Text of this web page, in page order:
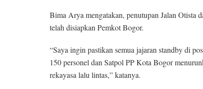
Bima Arya mengatakan, penutupan Jalan Otista
telah disiapkan Pemkot Bogor.
“Saya ingin pastikan semua jajaran standby di
150 personel dan Satpol PP Kota Bogor
rekayasa lalu lintas,” katanya.